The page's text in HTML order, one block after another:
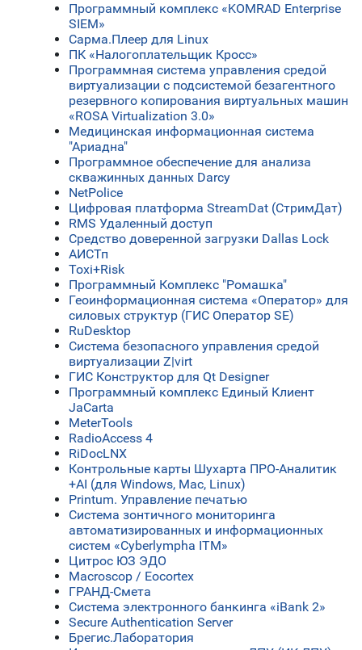
Программный комплекс «KOMRAD Enterprise
SIEM»
Сарма.Плеер для Linux
ПК «Налогоплательщик Кросс»
Программная система управления средой
виртуализации с подсистемой безагентного
резервного копирования виртуальных машин
«ROSA Virtualization 3.0»
Медицинская информационная система
"Ариадна"
Программное обеспечение для анализа
скважинных данных Darcy
NetPolice
Цифровая платформа StreamDat (СтримДат)
RMS Удаленный доступ
Средство доверенной загрузки Dallas Lock
АИСТп
Toxi+Risk
Программный Комплекс "Ромашка"
Геоинформационная система «Оператор» для
силовых структур (ГИС Оператор SE)
RuDesktop
Система безопасного управления средой
виртуализации Z|virt
ГИС Конструктор для Qt Designer
Программный комплекс Единый Клиент
JaCarta
MeterTools
RadioAccess 4
RiDocLNX
Контрольные карты Шухарта ПРО-Аналитик
+AI (для Windows, Mac, Linux)
Printum. Управление печатью
Система зонтичного мониторинга
автоматизированных и информационных
систем «Cyberlympha ITM»
Цитрос ЮЗ ЭДО
Macroscop / Eocortex
ГРАНД-Смета
Система электронного банкинга «iBank 2»
Secure Authentication Server
Брегис.Лаборатория